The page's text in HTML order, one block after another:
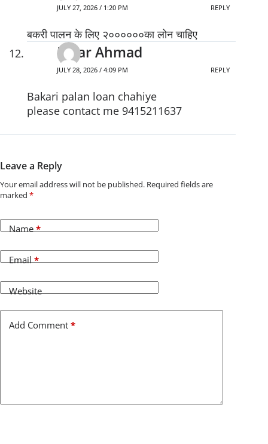
JULY 27, 2026 / 1:20 PM REPLY
बकरी पालन के लिए २००००००का लोन चाहिए
Nisar Ahmad
JULY 28, 2026 / 4:09 PM REPLY
Bakari palan loan chahiye
please contact me 9415211637
Leave a Reply
Your email address will not be published. Required fields are
marked *
Name*
Email*
Website
Add Comment *